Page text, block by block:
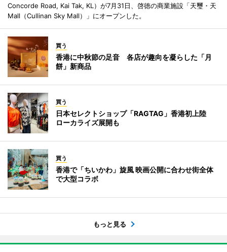
Concorde Road, Kai Tak, KL）が7月31日、啓徳の商業施設「天璽・天
Mall（Cullinan Sky Mall）」にオープンした。
買う
香港に中秋節の足音 各店が趣向を凝らした「月
餅」新商品
買う
日本セレクトショップ「RAGTAG」香港初上陸
ローカライズ展開も
買う
香港で「ちいかわ」旋風 映画公開に合わせ街全体
で大型コラボ
もっと見る